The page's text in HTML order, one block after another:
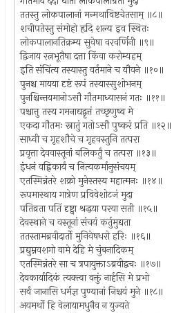
ततस्तु लोकपालानां मन्मथाविष्टचेतसाम् ॥८॥
शचीपतेस्तु संमोहो हृदि शल्य इव स्थितः
लोकपालानतिक्रम्य सुवेषा वरवर्णिनी ॥९॥
द्विजाय रत्नभूतैषा दत्ता किंवा करोम्यहम्
इति संचिंत्य तस्यास्तु वर्तमाने च यौवने ॥१०॥
पुनश्च मायया दृष्टं रूपं तस्यास्सुशोभनम्
पुनश्चिन्तयमानोऽसौ गौतमाध्यासनं गतः ॥११॥
पश्चात्तु तस्य गमनाद्यद्वृत्तं तच्छृणुष्व मे
एकदा गौतमः स्नातुं गतोऽसौ पुष्करं प्रति ॥१२॥
साध्वी च गृहशौचे च गृहवस्तुनि तत्परा
प्रवृत्ता देववास्तूनां बलिकर्तुं च तत्परा ॥१३॥
इंधनं वह्निकार्यं च नित्यकर्मानुसंचयम्
एतस्मिन्नंतरे शक्रो मुनेस्तस्य महात्मनः ॥१४॥
रूपमास्थाय गात्रेण प्रविवेशोटजं मुदा
पतिव्रता पतिं दृष्ट्वा श्रद्धया परया सती ॥१५॥
देवस्थाने च वस्तूनां संचयं कर्तुमुद्यता
ततस्तामब्रवीदार्तो मुनिवेषधरो हरिः ॥१६॥
प्रद्युम्नवशगो वामे देहि मे चुंबनादिकम्
एतस्मिन्नंतरे सा च त्रपायुक्ताऽब्रवीद्वचः ॥१७॥
देवकार्यादिकं त्यक्त्वा वक्तुं नार्हसि मे प्रभो
सर्वं जानासि धर्मज्ञ पुण्यानां निश्चयं मुने ॥१८॥
अयमर्थो हि वेलायामधुनैव न युज्यते